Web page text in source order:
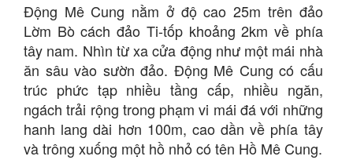
Động Mê Cung nằm ở độ cao 25m trên đảo
Lờm Bò cách đảo Ti-tốp khoảng 2km về phía
tây nam. Nhìn từ xa cửa động như một mái nhà
ăn sâu vào sườn đảo. Động Mê Cung có cấu
trúc phức tạp nhiều tầng cấp, nhiều ngăn,
ngách trải rộng trong phạm vi mái đá với những
hanh lang dài hơn 100m, cao dần về phía tây
và trông xuống một hồ nhỏ có tên Hồ Mê Cung.